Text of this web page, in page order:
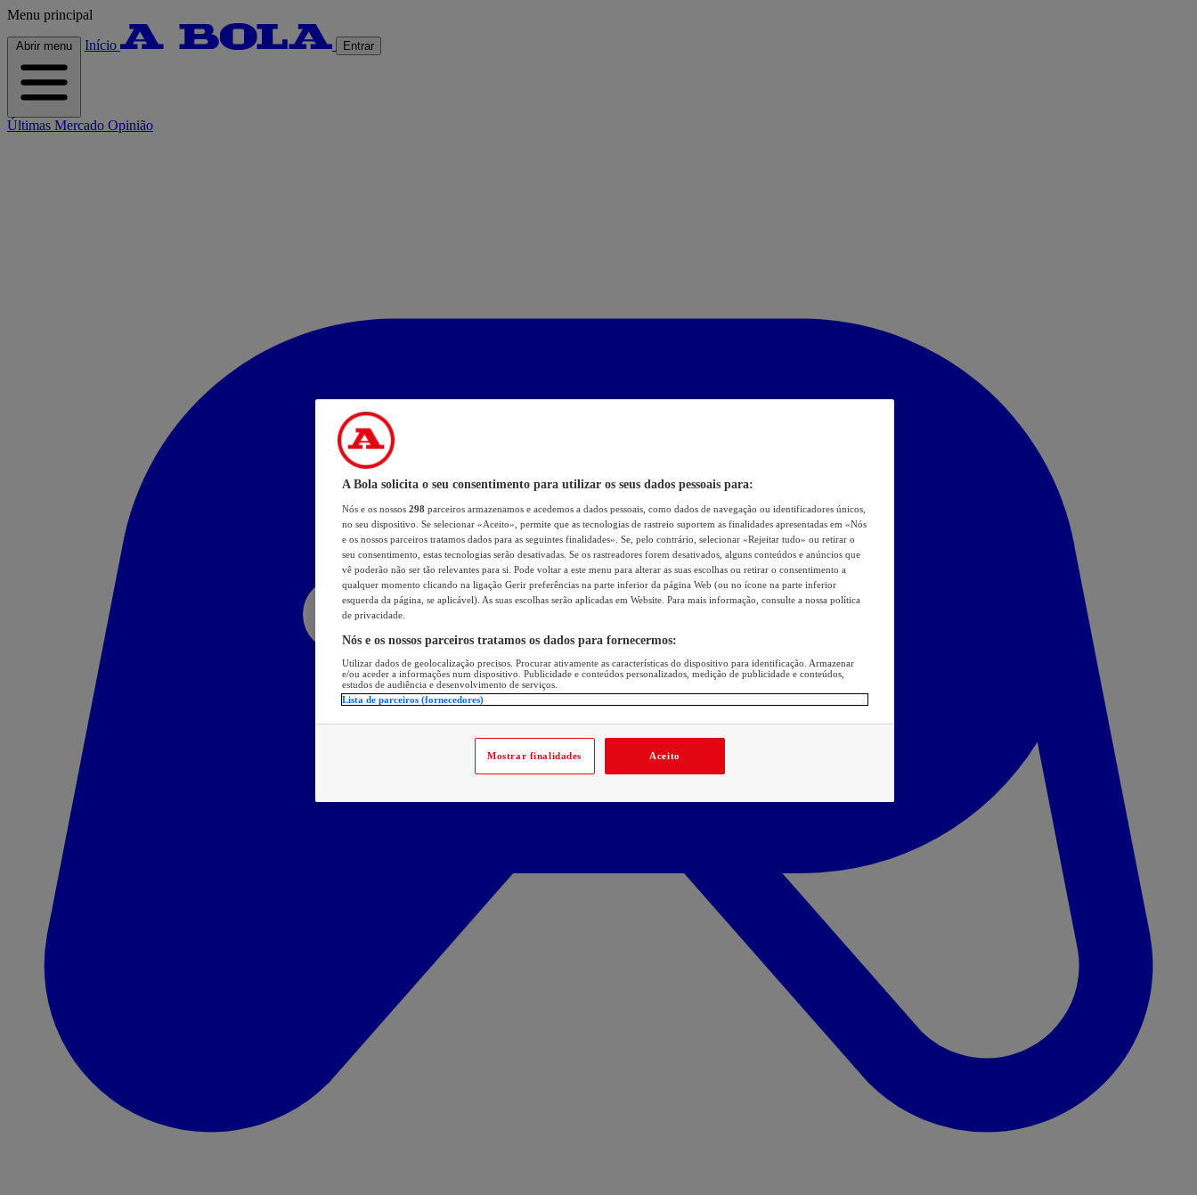
Menu principal
Abrir menu Início Entrar
Últimas Mercado Opinião
A Bola solicita o seu consentimento para utilizar os seus dados pessoais para:
Nós e os nossos 298 parceiros armazenamos e acedemos a dados pessoais, como dados de navegação ou identificadores únicos,
no seu dispositivo. Se selecionar «Aceito», permite que as tecnologias de rastreio suportem as finalidades apresentadas em «Nós
e os nossos parceiros tratamos dados para as seguintes finalidades». Se, pelo contrário, selecionar «Rejeitar tudo» ou retirar o
seu consentimento, estas tecnologias serão desativadas. Se os rastreadores forem desativados, alguns conteúdos e anúncios que
vê poderão não ser tão relevantes para si. Pode voltar a este menu para alterar as suas escolhas ou retirar o consentimento a
qualquer momento clicando na ligação Gerir preferências na parte inferior da página Web (ou no ícone na parte inferior
esquerda da página, se aplicável). As suas escolhas serão aplicadas em Website. Para mais informação, consulte a nossa política
de privacidade.
Nós e os nossos parceiros tratamos os dados para fornecermos:
Utilizar dados de geolocalização precisos. Procurar ativamente as características do dispositivo para identificação. Armazenar
e/ou aceder a informações num dispositivo. Publicidade e conteúdos personalizados, medição de publicidade e conteúdos,
estudos de audiência e desenvolvimento de serviços.
Lista de parceiros (fornecedores)
Mostrar finalidades Aceito